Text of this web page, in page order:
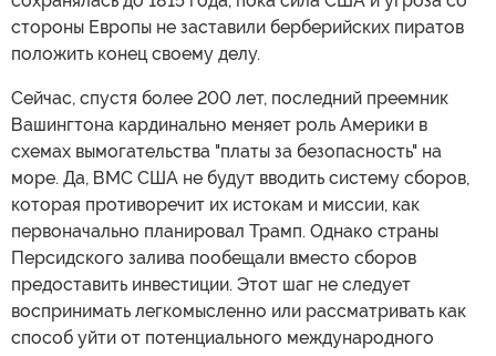
стороны Европы не заставили берберийских пиратов
положить конец своему делу.
Сейчас, спустя более 200 лет, последний преемник
Вашингтона кардинально меняет роль Америки в
схемах вымогательства "платы за безопасность" на
море. Да, ВМС США не будут вводить систему сборов,
которая противоречит их истокам и миссии, как
первоначально планировал Трамп. Однако страны
Персидского залива пообещали вместо сборов
предоставить инвестиции. Этот шаг не следует
воспринимать легкомысленно или рассматривать как
способ уйти от потенциального международного